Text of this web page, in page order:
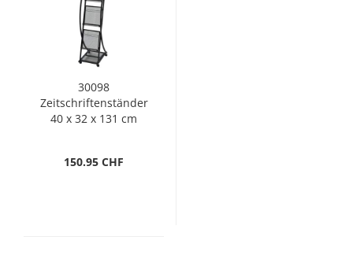
30098
Zeitschriftenständer
40 x 32 x 131 cm
150.95 CHF